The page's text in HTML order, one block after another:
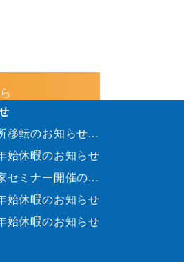
移転のお知らせ...
始休暇のお知らせ
セミナー開催の...
始休暇のお知らせ
始休暇のお知らせ